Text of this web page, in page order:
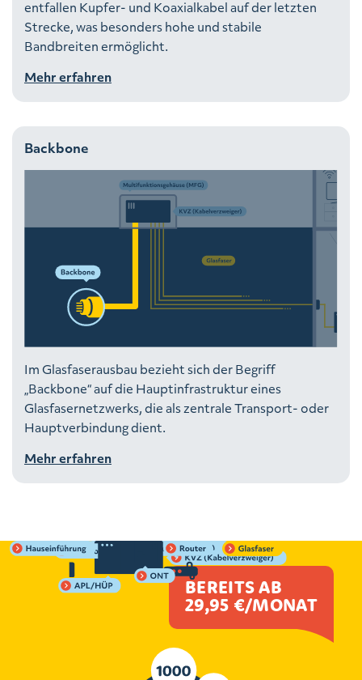
entfallen Kupfer- und Koaxialkabel auf der letzten
Strecke, was besonders hohe und stabile
Bandbreiten ermöglicht.
Mehr erfahren
Backbone
Im Glasfaserausbau bezieht sich der Begriff
„Backbone“ auf die Hauptinfrastruktur eines
Glasfasernetzwerks, die als zentrale Transport- oder
Hauptverbindung dient.
Mehr erfahren
BEREITS AB
29,95 €/MONAT